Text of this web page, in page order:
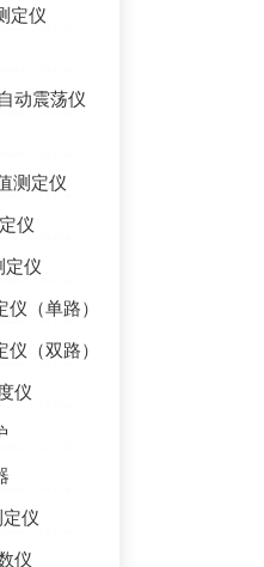
定仪
动震荡仪
测定仪
仪
定仪
（单路）
（双路）
仪
仪
仪